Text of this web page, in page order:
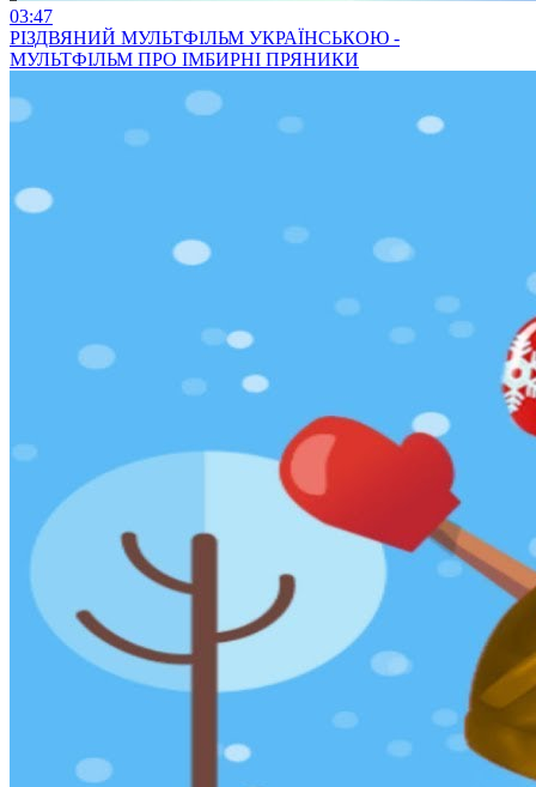
03:47
РІЗДВЯНИЙ МУЛЬТФІЛЬМ УКРАЇНСЬКОЮ -
МУЛЬТФІЛЬМ ПРО ІМБИРНІ ПРЯНИКИ